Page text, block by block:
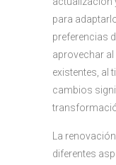
para
preferencias
aprovechar
existentes, al
cambios
La
diferentes